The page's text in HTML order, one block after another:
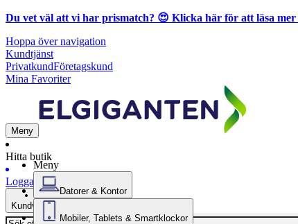
Du vet väl att vi har prismatch? 😍 Klicka här för att läsa mer
Hoppa över navigation
Kundtjänst
PrivatkundFöretagskund
Mina Favoriter
Meny
Hitta butik
Logga in
Kundvagn
Meny
Datorer & Kontor
Mobiler, Tablets & Smartklockor